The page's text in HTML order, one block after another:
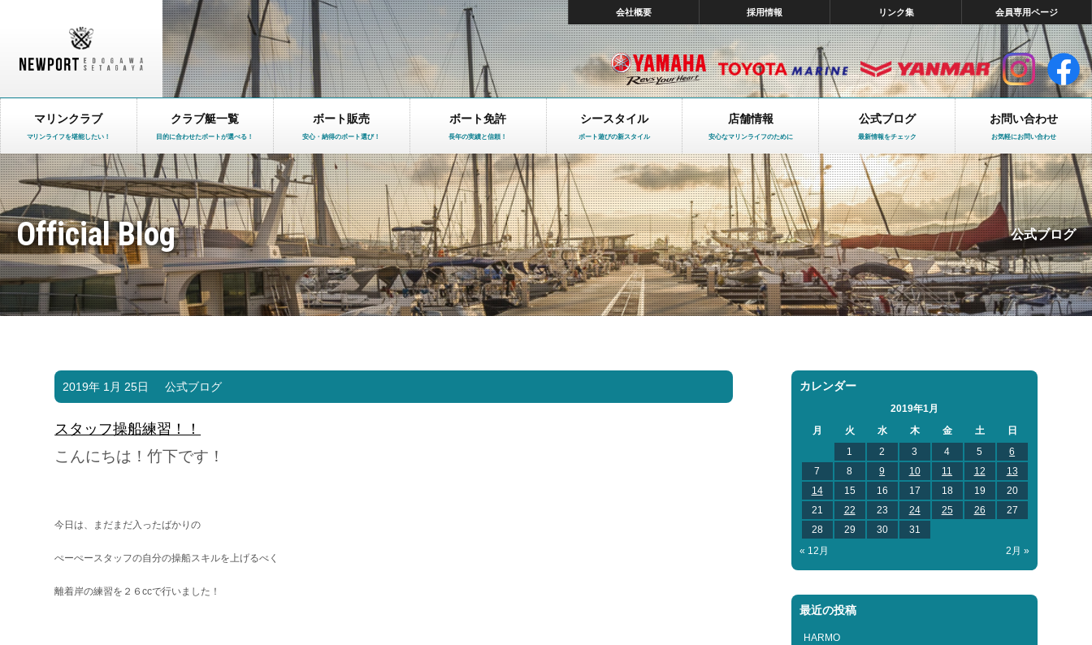
会社概要 採用情報 リンク集 会員専用ページ
マリンクラブ
マリンライフを堪能したい！
クラブ艇一覧
目的に合わせたボートが選べる！
ボート販売
安心・納得のボート選び！
ボート免許
長年の実績と信頼！
シースタイル
ボート遊びの新スタイル
店舗情報
安心なマリンライフのために
公式ブログ
最新情報をチェック
お問い合わせ
お気軽にお問い合わせ
Official Blog 公式ブログ
2019年 1月 25日 公式ブログ
スタッフ操船練習！！
こんにちは！竹下です！
今日は、まだまだ入ったばかりの
ぺーぺースタッフの自分の操船スキルを上げるべく
離着岸の練習を２６ccで行いました！
カレンダー
2019年1月
月
火 水 木 金 土
日
1
2 3 4 5
6
7
8 9 10 11 12
13
14
15 16 17 18 19
20
21
22 23 24 25 26
27
28
29 30
31
« 12月
2月 »
最近の投稿
HARMO